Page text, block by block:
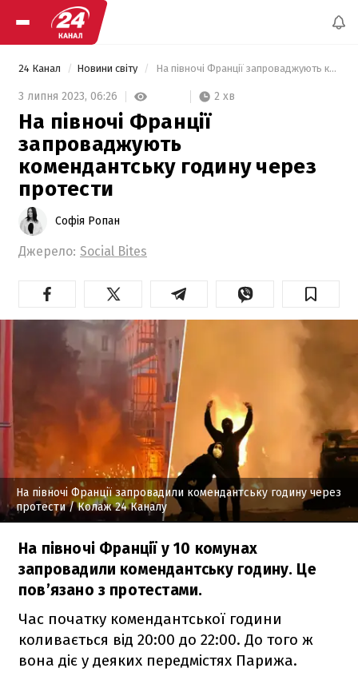
24 Канал Новини світу На півночі Франції запроваджують комендантську годину через протести
3 липня 2023, 06:26 2 хв
На півночі Франції
запроваджують
комендантську годину через
протести
Софія Ропан
Джерело: Social Bites
На півночі Франції запровадили комендантську годину через
протести/ Колаж 24 Каналу
На півночі Франції у 10 комунах
запровадили комендантську годину. Це
пов’язано з протестами.
Час початку комендантської години
коливається від 20:00 до 22:00. До того ж
вона діє у деяких передмістях Парижа.